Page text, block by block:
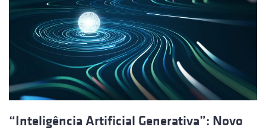
“Inteligência Artificial Generativa”: Novo